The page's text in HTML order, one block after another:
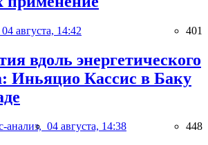
04 августа, 14:42 401
вдоль энергетического
Иньяцио Кассис в Баку
анализ, 04 августа, 14:38 448